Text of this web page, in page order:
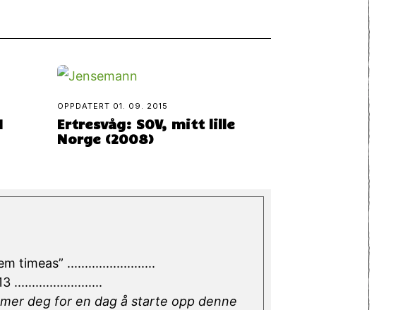
OPPDATERT 01. 09. 2015
Ertresvåg: SOV, mitt lille
Norge (2008)
timeas” .........................
.........................
deg for en dag å starte opp denne